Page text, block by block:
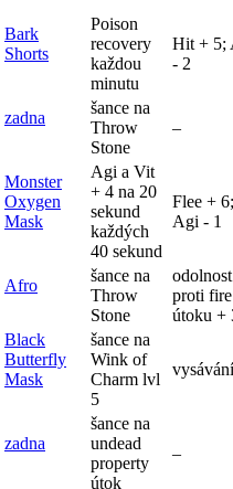
Bark
Shorts
Poison
recovery
každou
minutu
Hit + 5;
- 2
zadna
šance na
Throw
Stone
–
Monster
Oxygen
Mask
Agi a Vit
+ 4 na 20
sekund
každých
40 sekund
Flee + 6;
Agi - 1
Afro
šance na
Throw
Stone
odolnost
proti fire
útoku +
Black
Butterfly
Mask
šance na
Wink of
Charm lvl
5
zadna
šance na
undead
property
útok
–